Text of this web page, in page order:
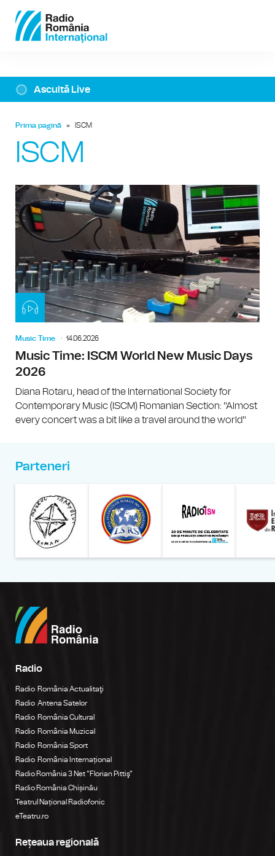
Ascultă Live
Prima pagină » ISCM
ISCM
Music Time 14.06.2026
Music Time: ISCM World New Music Days
2026
Diana Rotaru, head of the International Society for
Contemporary Music (ISCM) Romanian Section: "Almost
every concert was a bit like a travel around the world"
Parteneri
Radio
Radio România Actualitaţi
Radio Antena Satelor
Radio România Cultural
Radio România Muzical
Radio România Sport
Radio România Internațional
Radio România 3 Net "Florian Pittiş"
Radio România Chișinău
Teatrul Național Radiofonic
eTeatru.ro
Rețeaua regională